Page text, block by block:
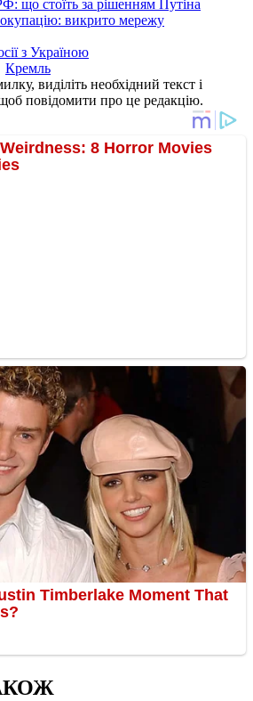
що стоїть за рішенням Путіна
викрито мережу
з Україною
Кремль
виділіть необхідний текст і
повідомити про це редакцію.